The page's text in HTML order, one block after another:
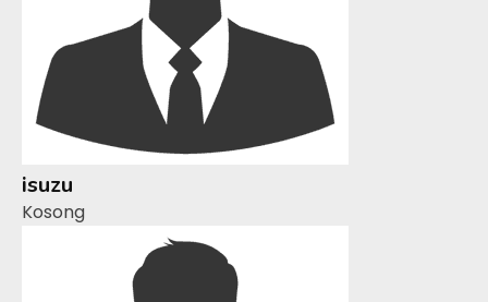
isuzu
Kosong